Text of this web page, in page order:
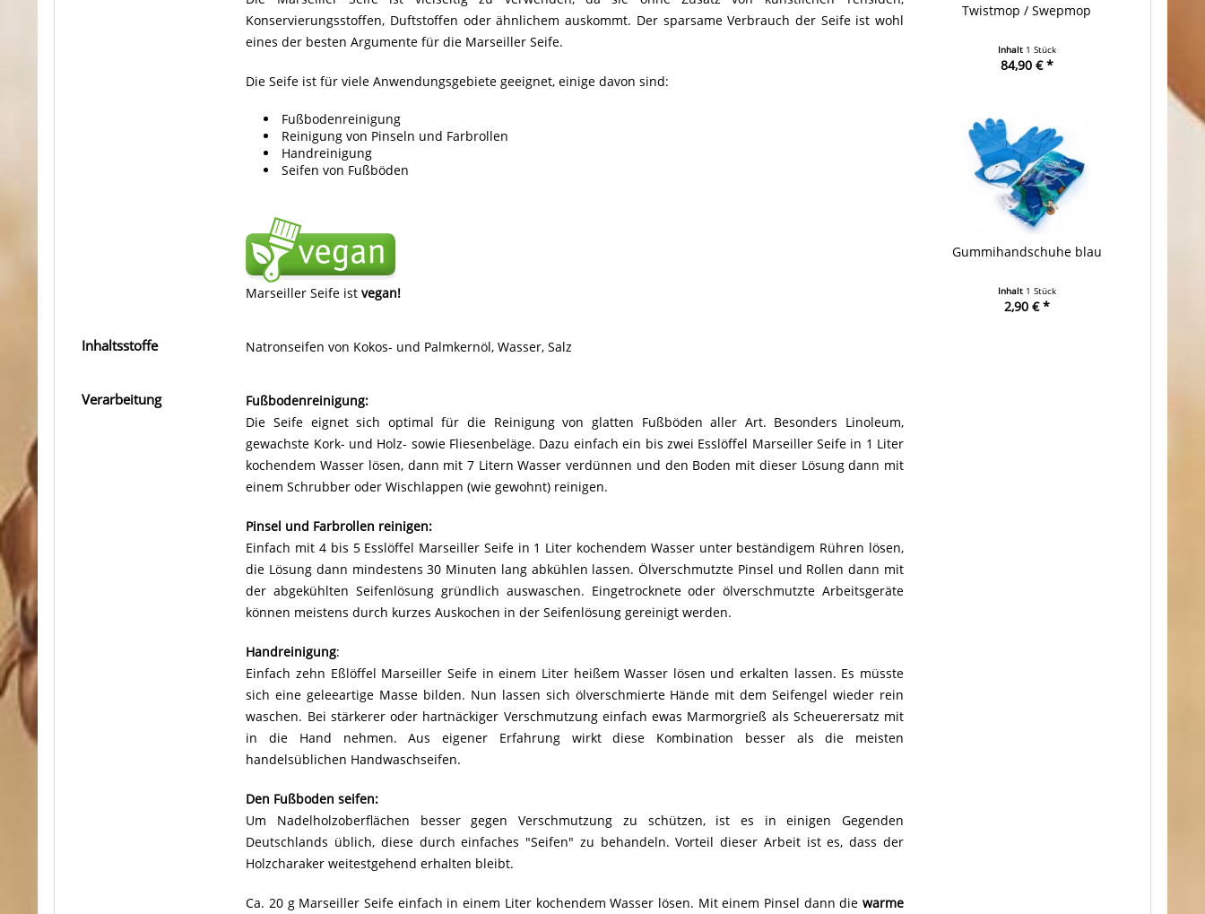
Konservierungsstoffen, Duftstoffen oder ähnlichem auskommt. Der sparsame Verbrauch der Seife ist wohl
eines der besten Argumente für die Marseiller Seife.
Die Seife ist für viele Anwendungsgebiete geeignet, einige davon sind:
Fußbodenreinigung
Reinigung von Pinseln und Farbrollen
Handreinigung
Seifen von Fußböden
Marseiller Seife istvegan!
Inhaltsstoffe Natronseifen von Kokos- und Palmkernöl, Wasser, Salz
Verarbeitung
Fußbodenreinigung:
Die Seife eignet sich optimal für die Reinigung von glatten Fußböden aller Art. Besonders Linoleum,
gewachste Kork- und Holz- sowie Fliesenbeläge. Dazu einfach ein bis zwei Esslöffel Marseiller Seife in 1 Liter
kochendem Wasser lösen, dann mit 7 Litern Wasser verdünnen und den Boden mit dieser Lösung dann mit
einem Schrubber oder Wischlappen (wie gewohnt) reinigen.
Pinsel und Farbrollen reinigen:
Einfach mit 4 bis 5 Esslöffel Marseiller Seife in 1 Liter kochendem Wasser unter beständigem Rühren lösen,
die Lösung dann mindestens 30 Minuten lang abkühlen lassen. Ölverschmutzte Pinsel und Rollen dann mit
der abgekühlten Seifenlösung gründlich auswaschen. Eingetrocknete oder ölverschmutzte Arbeitsgeräte
können meistens durch kurzes Auskochen in der Seifenlösung gereinigt werden.
Handreinigung:
Einfach zehn Eßlöffel Marseiller Seife in einem Liter heißem Wasser lösen und erkalten lassen. Es müsste
sich eine geleeartige Masse bilden. Nun lassen sich ölverschmierte Hände mit dem Seifengel wieder rein
waschen. Bei stärkerer oder hartnäckiger Verschmutzung einfach ewas Marmorgrieß als Scheuerersatz mit
in die Hand nehmen. Aus eigener Erfahrung wirkt diese Kombination besser als die meisten
handelsüblichen Handwaschseifen.
Den Fußboden seifen:
Um Nadelholzoberflächen besser gegen Verschmutzung zu schützen, ist es in einigen Gegenden
Deutschlands üblich, diese durch einfaches "Seifen" zu behandeln. Vorteil dieser Arbeit ist es, dass der
Holzcharaker weitestgehend erhalten bleibt.
Ca. 20 g Marseiller Seife einfach in einem Liter kochendem Wasser lösen. Mit einem Pinsel dann die warme
Twistmop / Swepmop
Inhalt 1 Stück
84,90 € *
Gummihandschuhe blau
Inhalt 1 Stück
2,90 € *